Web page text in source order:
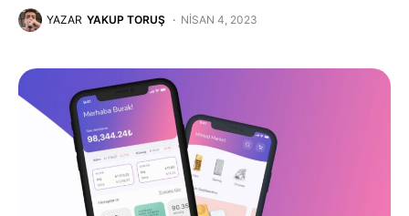
YAZAR YAKUP TORUŞ NISAN 4, 2023